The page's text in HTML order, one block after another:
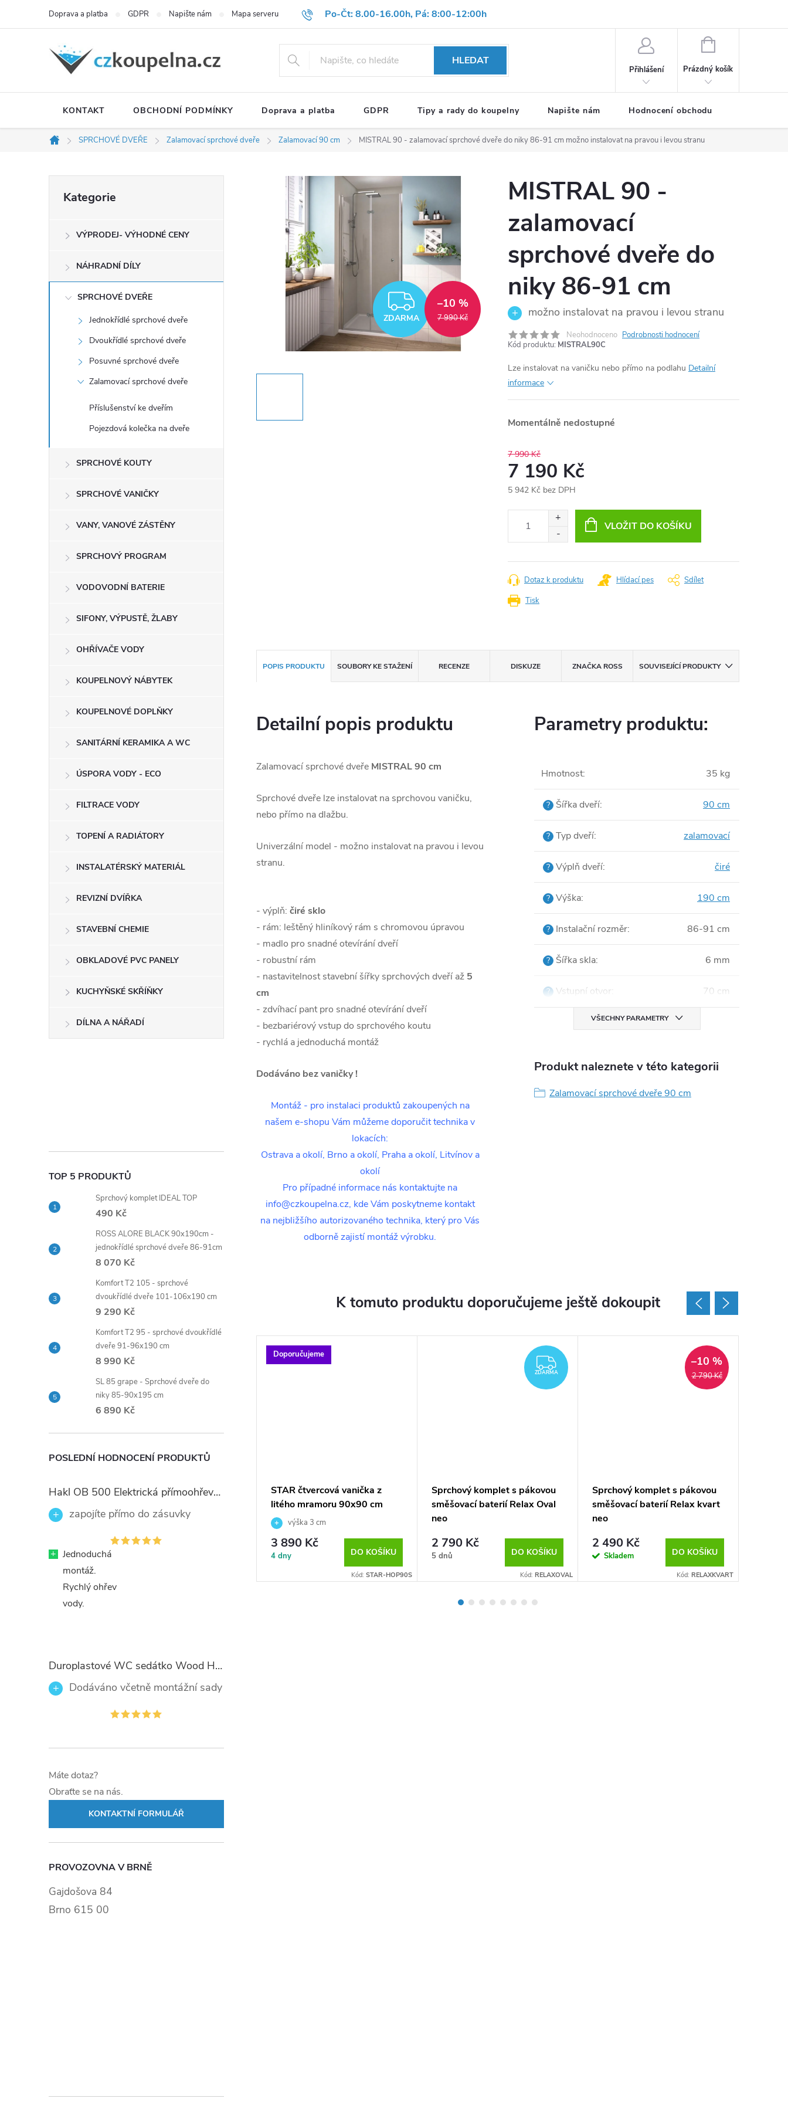
Po-Čt: 8.00-16.00h, Pá: 8:00-12:00h
Doprava a platba GDPR Napište nám Mapa serveru Hodnocení obchodu Reklamační formulář OBCHODNÍ PODMÍNKY
HLEDAT
Přihlášení
NÁKUPNÍ
Prázdný košík
KONTAKT OBCHODNÍ PODMÍNKY Doprava a platba GDPR Tipy a rady do koupelny Napište nám Hodnocení obchodu
Domů
SPRCHOVÉ DVEŘE Zalamovací sprchové dveře Zalamovací 90 cm MISTRAL 90 - zalamovací sprchové dveře do niky 86-91 cm možno instalovat na pravou i levou stranu
t
p
kategorie
Kategorie
VÝPRODEJ- VÝHODNÉ CENY
NÁHRADNÍ DÍLY
SPRCHOVÉ DVEŘE
Jednokřídlé sprchové dveře
Dvoukřídlé sprchové dveře
Posuvné sprchové dveře
Zalamovací sprchové dveře
Příslušenství ke dveřím
Pojezdová kolečka na dveře
SPRCHOVÉ KOUTY
SPRCHOVÉ VANIČKY
VANY, VANOVÉ ZÁSTĚNY
SPRCHOVÝ PROGRAM
VODOVODNÍ BATERIE
SIFONY, VÝPUSTĚ, ŽLABY
OHŘÍVAČE VODY
KOUPELNOVÝ NÁBYTEK
KOUPELNOVÉ DOPLŇKY
SANITÁRNÍ KERAMIKA A WC
ÚSPORA VODY - ECO
FILTRACE VODY
TOPENÍ A RADIÁTORY
INSTALATÉRSKÝ MATERIÁL
REVIZNÍ DVÍŘKA
STAVEBNÍ CHEMIE
OBKLADOVÉ PVC PANELY
KUCHYŇSKÉ SKŘÍŇKY
DÍLNA A NÁŘADÍ
TOP 5 PRODUKTŮ
Sprchový komplet IDEAL TOP
490 Kč
ROSS ALORE BLACK 90x190cm -
jednokřídlé sprchové dveře 86-91cm
8 070 Kč
Komfort T2 105 - sprchové
dvoukřídlé dveře 101-106x190 cm
9 290 Kč
Komfort T2 95 - sprchové dvoukřídlé
dveře 91-96x190 cm
8 990 Kč
SL 85 grape - Sprchové dveře do
niky 85-90x195 cm
6 890 Kč
POSLEDNÍ HODNOCENÍ PRODUKTŮ
Hakl OB 500 Elektrická přímoohřevná vodovodní baterie, černé flexi ramínko
zapojíte přímo do zásuvky
+ Jednoduchá
montáž.
Rychlý ohřev
vody.
Duroplastové WC sedátko Wood Heart 82377 se zpomalovacím mechanismem SOFT-CLOSE
Dodáváno včetně montážní sady
Máte dotaz?
Obraťte se na nás.
KONTAKTNÍ FORMULÁŘ
PROVOZOVNA V BRNĚ
Gajdošova 84
Brno 615 00
ZDARMA
ZDARMA 7 990 Kč
–10 %
MISTRAL 90 -
zalamovací
sprchové dveře do
niky 86-91 cm
možno instalovat na pravou i levou stranu
Neohodnoceno Podrobnosti hodnocení
Kód produktu: MISTRAL90C
Lze instalovat na vaničku nebo přímo na podlahu Detailní
informace
Momentálně nedostupné
7 990 Kč
7 190 Kč
5 942 Kč bez DPH
VLOŽIT DO KOŠÍKU
Tisk
Dotaz k produktu Hlídací pes Sdílet
POPIS PRODUKTU SOUBORY KE STAŽENÍ RECENZE DISKUZE ZNAČKAROSS SOUVISEJÍCÍ PRODUKTY
Detailní popis produktu
Zalamovací sprchové dveře MISTRAL 90 cm
Sprchové dveře lze instalovat na sprchovou vaničku,
nebo přímo na dlažbu.
Univerzální model - možno instalovat na pravou i levou
stranu.
- výplň: čiré sklo
- rám: leštěný hliníkový rám s chromovou úpravou
- madlo pro snadné otevírání dveří
- robustní rám
- nastavitelnost stavební šířky sprchových dveří až 5
cm
- zdvíhací pant pro snadné otevírání dveří
- bezbariérový vstup do sprchového koutu
- rychlá a jednoduchá montáž
Dodáváno bez vaničky !
Montáž - pro instalaci produktů zakoupených na
našem e-shopu Vám můžeme doporučit technika v
lokacích:
Ostrava a okolí, Brno a okolí, Praha a okolí, Litvínov a
okolí
Pro případné informace nás kontaktujte na
info@czkoupelna.cz, kde Vám poskytneme kontakt
na nejbližšího autorizovaného technika, který pro Vás
odborně zajistí montáž výrobku.
Parametry produktu:
Hmotnost: 35 kg
? Šířka dveří: 90 cm
? Typ dveří: zalamovací
? Výplň dveří: čiré
? Výška: 190 cm
? Instalační rozměr: 86-91 cm
? Šířka skla: 6 mm
? Vstupní otvor: 70 cm
VŠECHNY PARAMETRY
Produkt naleznete v této kategorii
Zalamovací sprchové dveře 90 cm
K tomuto produktu doporučujeme ještě dokoupit
PTP-
si můžete nastavit
DO KOŠÍKU
PTP_S10020
Doporučujeme
Koupelnová stolička s
cm
990 Kč
Doporučujeme
STAR čtvercová vanička z
litého mramoru 90x90 cm
výška 3 cm
3 890 Kč
4 dny DO KOŠÍKU
Kód: STAR-HOP90S
ZDARMA
ZDARMA
Sprchový komplet s pákovou
směšovací baterií Relax Oval
neo
2 790 Kč
5 dnů DO KOŠÍKU
Kód: RELAXOVAL
2 790 Kč
–10 %
Sprchový komplet s pákovou
směšovací baterií Relax kvart
neo
2 490 Kč
Skladem DO KOŠÍKU
Kód: RELAXKVART